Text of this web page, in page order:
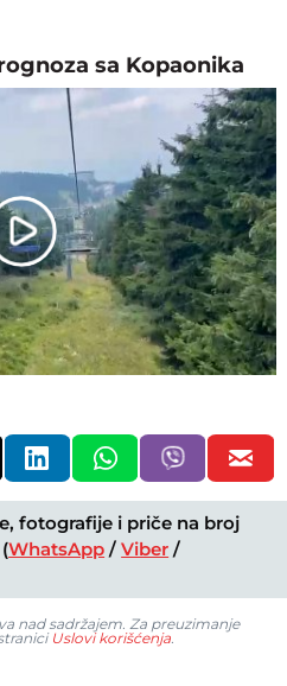
sa Kopaonika
Play
Video
fotografije i priče na broj
(WhatsApp /Viber /
nad sadržajem. Za preuzimanje
Uslovi korišćenja